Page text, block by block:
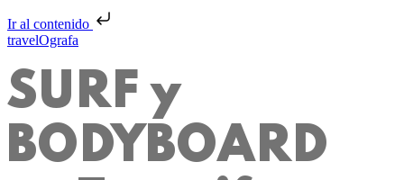
Ir al contenido
travelOgrafa
SURF y
BODYBOARD